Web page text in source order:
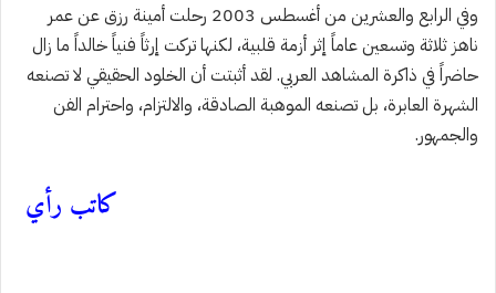
وفي الرابع والعشرين من أغسطس 2003 رحلت أمينة رزق عن عمر
ناهز ثلاثة وتسعين عاماً إثر أزمة قلبية، لكنها تركت إرثاً فنياً خالداً ما زال
حاضراً في ذاكرة المشاهد العربي. لقد أثبتت أن الخلود الحقيقي لا تصنعه
الشهرة العابرة، بل تصنعه الموهبة الصادقة، والالتزام، واحترام الفن
والجمهور.
كاتب رأي